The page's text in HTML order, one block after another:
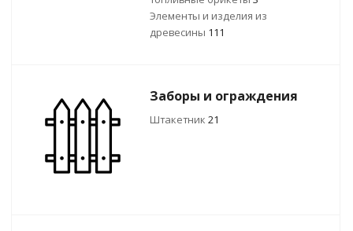
Элементы и изделия из
древесины 111
Заборы и ограждения
Штакетник 21